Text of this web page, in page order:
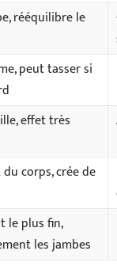
rééquilibre le
peut tasser si
effet très
corps, crée de
le plus fin,
les jambes